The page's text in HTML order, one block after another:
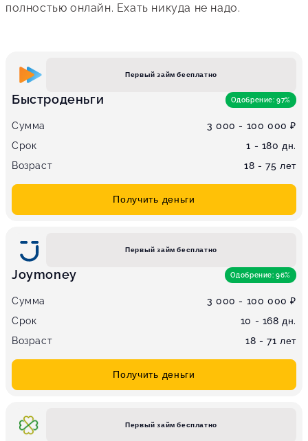
полностью онлайн. Ехать никуда не надо.
Первый займ бесплатно
Быстроденьги Одобрение: 97%
Сумма
3 000 - 100 000 ₽
Срок
1 - 180 дн.
Возраст
18 - 75 лет
Получить деньги
Первый займ бесплатно
Joymoney Одобрение: 96%
Сумма
3 000 - 100 000 ₽
Срок
10 - 168 дн.
Возраст
18 - 71 лет
Получить деньги
Первый займ бесплатно